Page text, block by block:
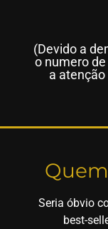
(Devido a
o numero
a
Seria óbvio
best-